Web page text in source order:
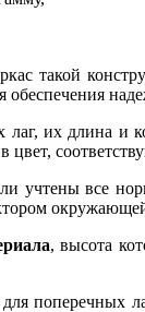
такой
обеспечения
их длина и
учтены все
, высота
поперечных